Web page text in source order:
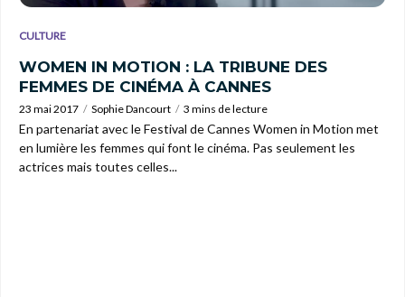
CULTURE
WOMEN IN MOTION : LA TRIBUNE DES
FEMMES DE CINÉMA À CANNES
23 mai 2017 Sophie Dancourt 3 mins de lecture
En partenariat avec le Festival de Cannes Women in Motion met
en lumière les femmes qui font le cinéma. Pas seulement les
actrices mais toutes celles...